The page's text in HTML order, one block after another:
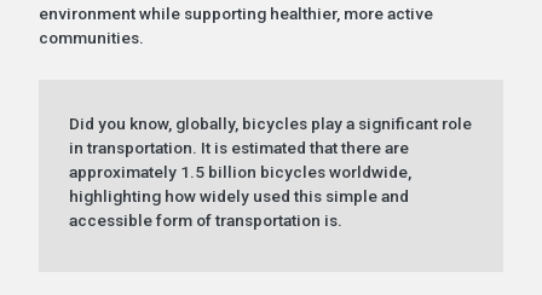
environment while supporting healthier, more active
communities.
Did you know, globally, bicycles play a significant role
in transportation. It is estimated that there are
approximately 1.5 billion bicycles worldwide,
highlighting how widely used this simple and
accessible form of transportation is.